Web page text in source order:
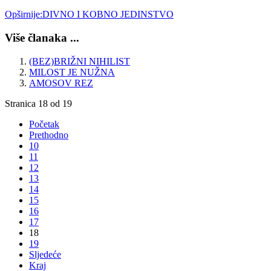
Opširnije:DIVNO I KOBNO JEDINSTVO
Više članaka ...
(BEZ)BRIŽNI NIHILIST
MILOST JE NUŽNA
AMOSOV REZ
Stranica 18 od 19
Početak
Prethodno
10
11
12
13
14
15
16
17
18
19
Sljedeće
Kraj